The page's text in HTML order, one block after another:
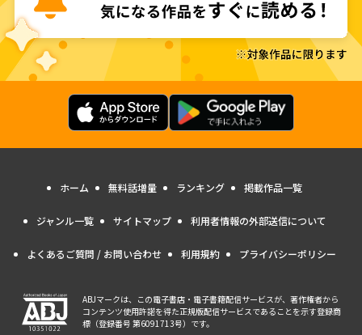
ホーム 無料話増量 ランキング 掲載作品一覧
ジャンル一覧 サイトマップ 利用者情報の外部送信について
よくあるご質問 / お問い合わせ 利用規約 プライバシーポリシー
ABJマークは、この電子書店・電子書籍配信サービスが、著作権者から
コンテンツ使用許諾を得た正規版配信サービスであることを示す登録商
標（登録番号 第6091713号）です。